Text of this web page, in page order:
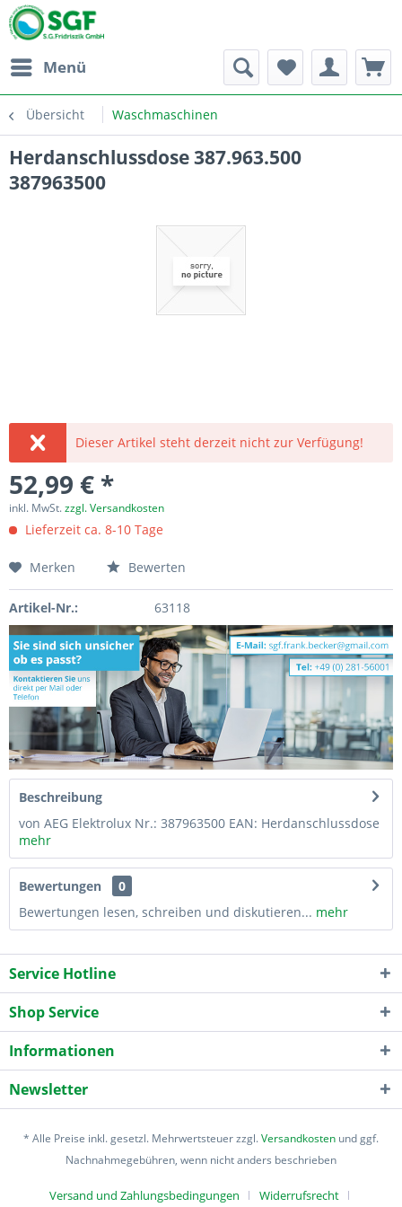
Menü
Übersicht Waschmaschinen
Herdanschlussdose 387.963.500
387963500
Dieser Artikel steht derzeit nicht zur Verfügung!
52,99 € *
inkl. MwSt.zzgl. Versandkosten
Lieferzeit ca. 8-10 Tage
Merken Bewerten
Artikel-Nr.: 63118
Beschreibung
von AEG Elektrolux Nr.: 387963500 EAN: Herdanschlussdose
mehr
Bewertungen
0
Bewertungen lesen, schreiben und diskutieren... mehr
Service Hotline
Shop Service
Informationen
Newsletter
* Alle Preise inkl. gesetzl. Mehrwertsteuer zzgl.Versandkosten und ggf.
Nachnahmegebühren, wenn nicht anders beschrieben
Versand und Zahlungsbedingungen Widerrufsrecht